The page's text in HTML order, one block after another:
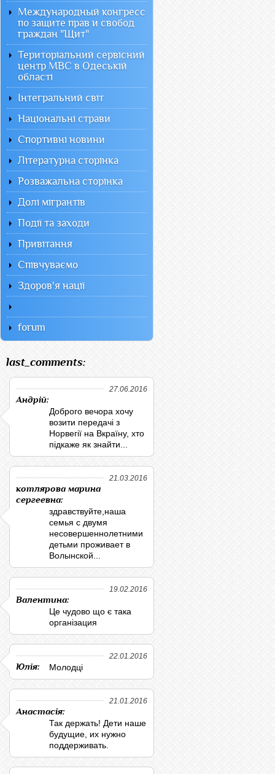
Международный конгресс
по защите прав и свобод
граждан "Щит"
Територіальний сервісний
центр МВС в Одеській
області
Інтегральний світ
Національні страви
Спортивні новини
Літературна сторінка
Розважальна сторінка
Долі мігрантів
Події та заходи
Привітання
Співчуваємо
Здоров'я нації
forum
last_comments:
27.06.2016
Андрій:
Доброго вечора хочу
возити передачі з
Норвегії на Вкраїну, хто
підкаже як знайти...
21.03.2016
котлярова марина
сергеевна:
здравствуйте,наша
семья с двумя
несовершеннолетними
детьми проживает в
Волынской...
19.02.2016
Валентина:
Це чудово що є така
організация
22.01.2016
Юлія: Молодці
21.01.2016
Анастасія:
Так держать! Дети наше
будущие, их нужно
поддерживать.